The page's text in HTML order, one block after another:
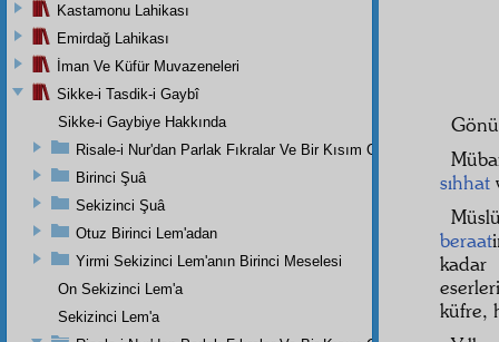
sıhhat
beraat
küfre,
Kastamonu Lahikası
Emirdağ Lahikası
İman Ve Küfür Muvazeneleri
Sikke-i Tasdik-i Gaybî
Sikke-i Gaybiye Hakkında
Risale-i Nur'dan Parlak Fıkralar Ve Bir Kısım Güzel Mektuplar
Birinci Şuâ
Sekizinci Şuâ
Otuz Birinci Lem'adan
Yirmi Sekizinci Lem'anın Birinci Meselesi
On Sekizinci Lem'a
Sekizinci Lem'a